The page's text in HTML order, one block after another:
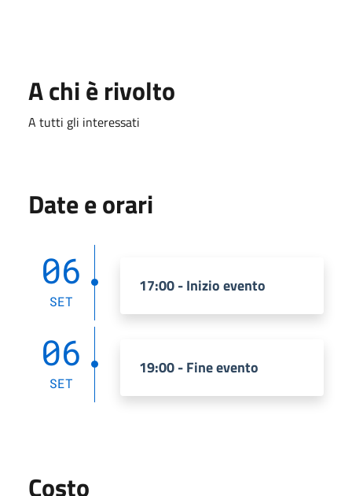
A chi è rivolto
A tutti gli interessati
Date e orari
06
SET
17:00 - Inizio evento
06
SET
19:00 - Fine evento
Costo